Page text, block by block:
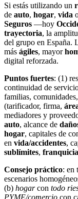
Si estás utilizando un
de auto, hogar, vida
Seguros —hoy
trayectoria, la
del grupo en España.
más ágiles, mayor
digital reforzada.
Puntos fuertes: (1)
continuidad de
familias, comunidades,
(tarificador, firma,
mediadores y
auto, alcance de
hogar, capitales de
en vida/accidentes,
sublímites,
Consejo práctico: en
escenarios
(b) hogarcon todo
PYME/comercio con